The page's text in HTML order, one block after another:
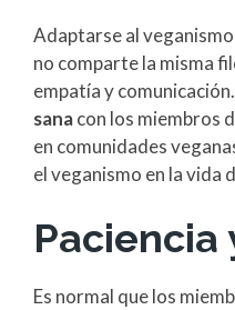
Adaptarse al
no comparte la misma
empatía y
sanacon los miembros
en comunidades
el veganismo en la vida
Paciencia
Es normal que los